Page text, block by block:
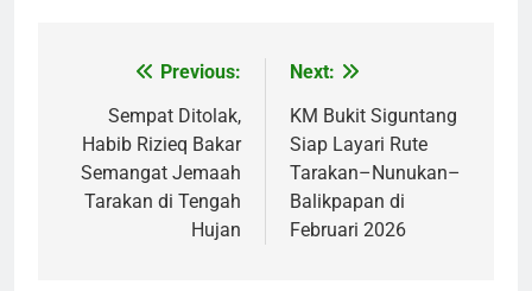
navigation
Previous:
Sempat Ditolak,
Habib Rizieq Bakar
Semangat Jemaah
Tarakan di Tengah
Hujan
Next:
KM Bukit Siguntang
Siap Layari Rute
Tarakan–Nunukan–
Balikpapan di
Februari 2026